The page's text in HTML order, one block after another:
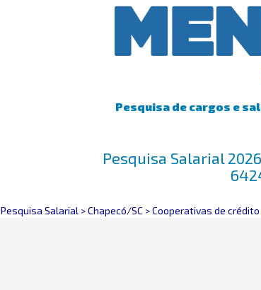
Pesquisa de cargos e
Pesquisa Salarial
Pesquisa Salarial >Chapecó/SC >Cooperativas de